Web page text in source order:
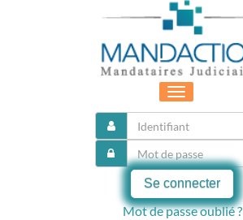
Toggle
navigation
Se connecter
Mot de passe oublié ?